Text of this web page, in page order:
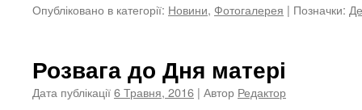
Опубліковано в категорії: Новини, Фотогалерея | Позначки:
Розвага до Дня матері
Дата публікації6 Травня, 2016 | Автор Редактор